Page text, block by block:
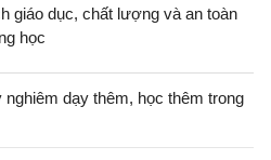
giáo dục, chất lượng và an toàn
học
dạy thêm, học thêm trong